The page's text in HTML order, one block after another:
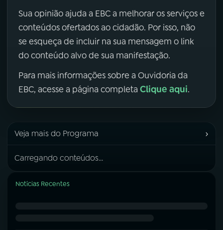
Sua opinião ajuda a EBC a melhorar os serviços e
conteúdos ofertados ao cidadão. Por isso, não
se esqueça de incluir na sua mensagem o link
do conteúdo alvo de sua manifestação.
Para mais informações sobre a Ouvidoria da
EBC, acesse a página completa Clique aqui.
Veja mais do Programa ›
Carregando conteúdos...
Notícias Recentes